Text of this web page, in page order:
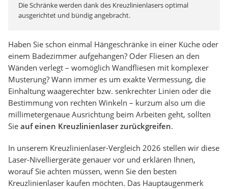
Die Schränke werden dank des Kreuzlinienlasers optimal
ausgerichtet und bündig angebracht.
Haben Sie schon einmal Hängeschränke in einer Küche oder
einem Badezimmer aufgehangen? Oder Fliesen an den
Wänden verlegt – womöglich Wandfliesen mit komplexer
Musterung? Wann immer es um exakte Vermessung, die
Einhaltung waagerechter bzw. senkrechter Linien oder die
Bestimmung von rechten Winkeln – kurzum also um die
millimetergenaue Ausrichtung beim Arbeiten geht, sollten
Sie auf einen Kreuzlinienlaser zurückgreifen.
In unserem Kreuzlinienlaser-Vergleich 2026 stellen wir diese
Laser-Nivelliergeräte genauer vor und erklären Ihnen,
worauf Sie achten müssen, wenn Sie den besten
Kreuzlinienlaser kaufen möchten. Das Hauptaugenmerk